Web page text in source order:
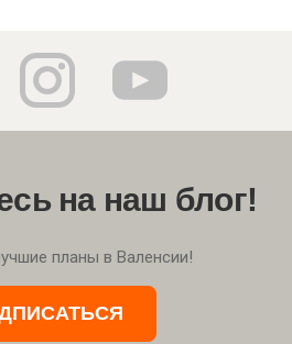
на наш блог!
планы в Валенсии!